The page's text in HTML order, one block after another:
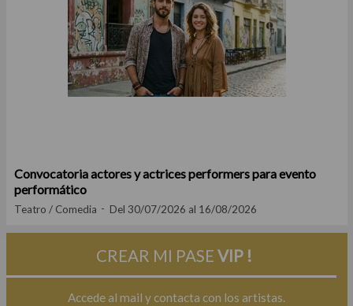
Convocatoria actores y actrices performers para evento
performático
Teatro / Comedia Del 30/07/2026 al 16/08/2026
CREAR MI PASEVIP !
Accede al mail y contacta con los artistas.